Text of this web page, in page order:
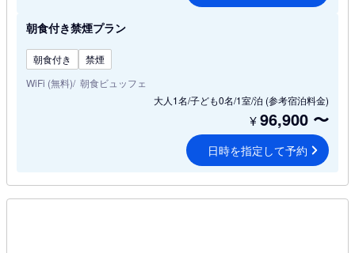
朝食付き禁煙プラン
朝食付き
禁煙
WiFi (無料) 朝食ビュッフェ
大人1名/子ども0名/1室/泊 (参考宿泊料金)
¥96,900 〜
日時を指定して予約